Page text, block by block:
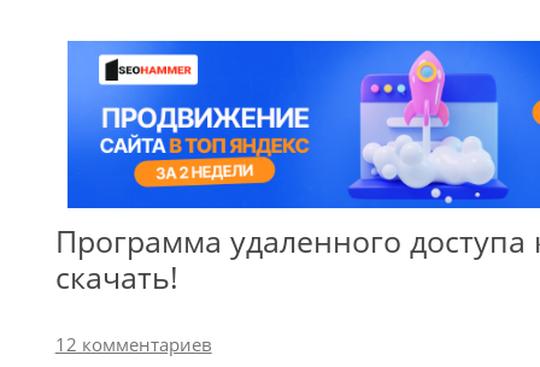
Программа удаленного
скачать!
12 комментариев